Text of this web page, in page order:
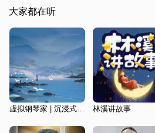
大家都在听
虚拟钢琴家 | 沉浸式助眠轻音 林溪讲故事